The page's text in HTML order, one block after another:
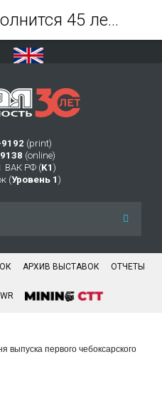
(print)
(online)
Ι ВАК РФ (K1 )
(Уровень 1 )
АРХИВ ВЫСТАВОК ОТЧЕТЫ
выпуска первого чебоксарского
25 октября исполнится 45 лет со дня выпуска первого чебоксарского трактора - Журнал Горная промышленность